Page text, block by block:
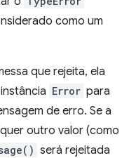
como um
que rejeita, ela
Error para
de erro. Se a
outro valor (como
será rejeitada